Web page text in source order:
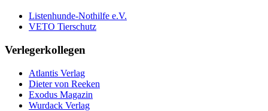
Listenhunde-Nothilfe e.V.
VETO Tierschutz
Verlegerkollegen
Atlantis Verlag
Dieter von Reeken
Exodus Magazin
Wurdack Verlag